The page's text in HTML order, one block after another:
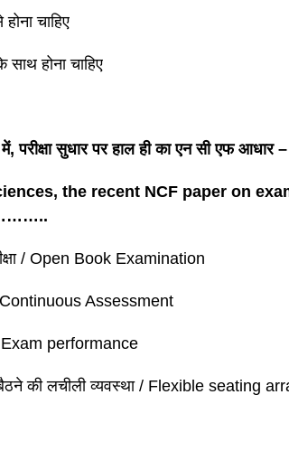
चाहिए
होना चाहिए
में, परीक्षा सुधार पर हाल ही का एन सी एफ
the recent NCF paper on
/ Open Book Examination
Assessment
Exam performance
बैठने की लचीली व्यवस्था / Flexible seating